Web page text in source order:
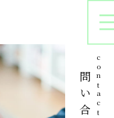
contact